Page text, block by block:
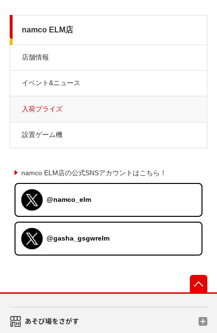
namco ELM店
店舗情報
イベント&ニュース
入荷プライズ
設置ゲーム機
namco ELM店の公式SNSアカウントはこちら！
@namco_elm
@gasha_gsgwrelm
あそび場をさがす